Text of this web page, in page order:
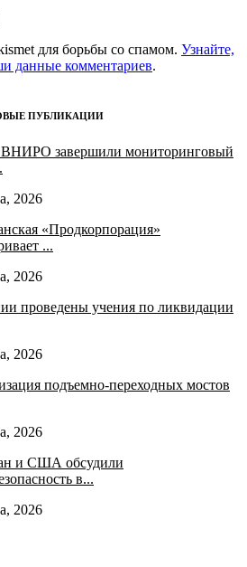
для борьбы со спамом. Узнайте,
данные комментариев.
ПУБЛИКАЦИИ
завершили мониторинговый
2026
«Продкорпорация»
...
2026
проведены учения по ликвидации
2026
подъемно-переходных мостов
2026
и США обсудили
в...
2026